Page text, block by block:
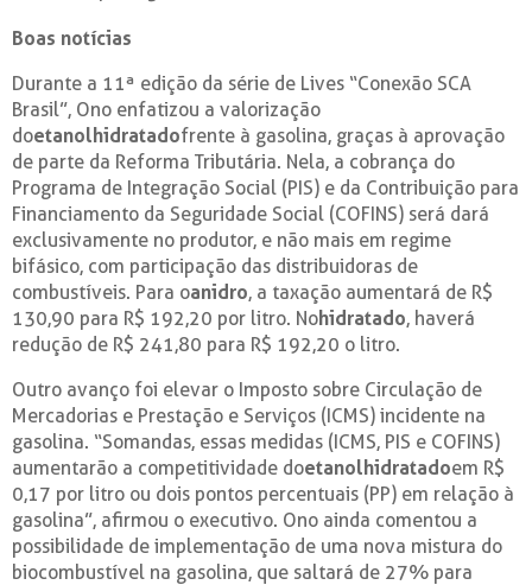
Boas notícias
Durante a 11ª edição da série de Lives “Conexão SCA
Brasil”, Ono enfatizou a valorização
doetanol hidratadofrente à gasolina, graças à aprovação
de parte da Reforma Tributária. Nela, a cobrança do
Programa de Integração Social (PIS) e da Contribuição para
Financiamento da Seguridade Social (COFINS) será dará
exclusivamente no produtor, e não mais em regime
bifásico, com participação das distribuidoras de
combustíveis. Para oanidro, a taxação aumentará de R$
130,90 para R$ 192,20 por litro. Nohidratado, haverá
redução de R$ 241,80 para R$ 192,20 o litro.
Outro avanço foi elevar o Imposto sobre Circulação de
Mercadorias e Prestação e Serviços (ICMS) incidente na
gasolina. “Somandas, essas medidas (ICMS, PIS e COFINS)
aumentarão a competitividade doetanol hidratadoem R$
0,17 por litro ou dois pontos percentuais (PP) em relação à
gasolina”, afirmou o executivo. Ono ainda comentou a
possibilidade de implementação de uma nova mistura do
biocombustível na gasolina, que saltará de 27% para